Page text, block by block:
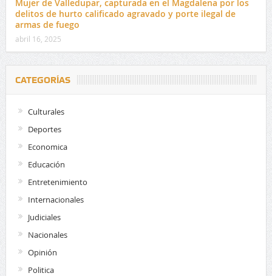
Mujer de Valledupar, capturada en el Magdalena por los
delitos de hurto calificado agravado y porte ilegal de
armas de fuego
abril 16, 2025
CATEGORÍAS
Culturales
Deportes
Economica
Educación
Entretenimiento
Internacionales
Judiciales
Nacionales
Opinión
Politica